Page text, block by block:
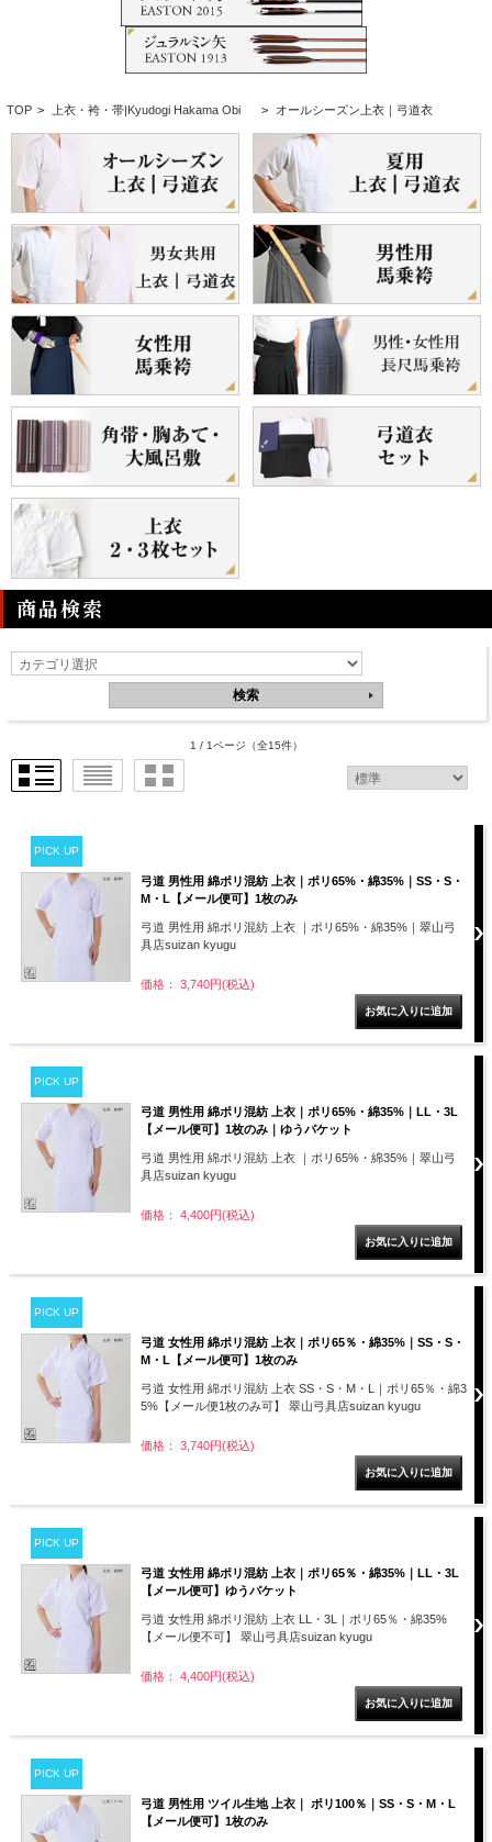
TOP > 上衣・袴・帯|Kyudogi Hakama Obi > オールシーズン上衣｜弓道衣
商品検索
1 / 1ページ （全15件）
PICK UP
弓道 男性用 綿ポリ混紡 上衣｜ポリ65%・綿35%｜SS・S・
M・L【メール便可】1枚のみ
弓道 男性用 綿ポリ混紡 上衣 ｜ポリ65%・綿35%｜翠山弓
具店suizan kyugu
価格： 3,740円(税込)
PICK UP
弓道 男性用 綿ポリ混紡 上衣｜ポリ65%・綿35%｜LL・3L
【メール便可】1枚のみ｜ゆうパケット
弓道 男性用 綿ポリ混紡 上衣 ｜ポリ65%・綿35%｜翠山弓
具店suizan kyugu
価格： 4,400円(税込)
PICK UP
弓道 女性用 綿ポリ混紡 上衣｜ポリ65％・綿35%｜SS・S・
M・L【メール便可】1枚のみ
弓道 女性用 綿ポリ混紡 上衣 SS・S・M・L｜ポリ65％・綿3
5%【メール便1枚のみ可】 翠山弓具店suizan kyugu
価格： 3,740円(税込)
PICK UP
弓道 女性用 綿ポリ混紡 上衣｜ポリ65％・綿35%｜LL・3L
【メール便可】ゆうパケット
弓道 女性用 綿ポリ混紡 上衣 LL・3L｜ポリ65％・綿35%
【メール便不可】 翠山弓具店suizan kyugu
価格： 4,400円(税込)
PICK UP
弓道 男性用 ツイル生地 上衣｜ ポリ100％｜SS・S・M・L
【メール便可】1枚のみ